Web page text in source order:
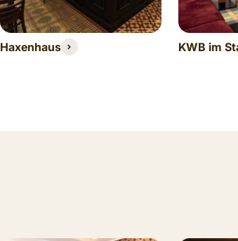
Haxenhaus KWB im